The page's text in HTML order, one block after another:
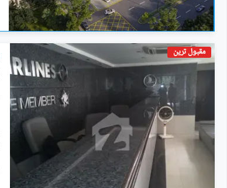
مقبول ترین